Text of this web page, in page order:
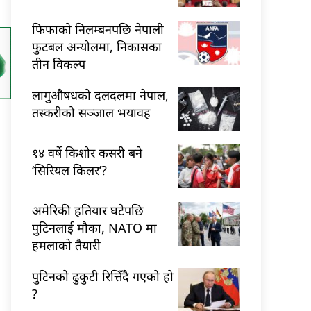
फिफाको निलम्बनपछि नेपाली
फुटबल अन्योलमा, निकासका
तीन विकल्प
लागुऔषधको दलदलमा नेपाल,
तस्करीको सञ्जाल भयावह
१४ वर्षे किशोर कसरी बने
‘सिरियल किलर’?
अमेरिकी हतियार घटेपछि
पुटिनलाई मौका, NATO मा
हमलाको तैयारी
पुटिनको ढुकुटी रित्तिँदै गएको हो
?